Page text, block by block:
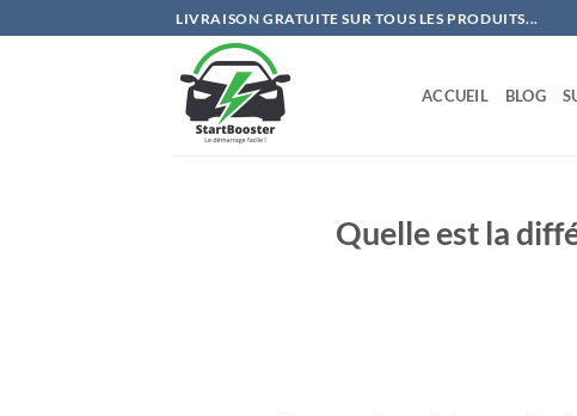
au
LIVRAISON GRATUITE SUR TOUS LES PRODUITS...
ACCUEIL BLOG
Quelle est la